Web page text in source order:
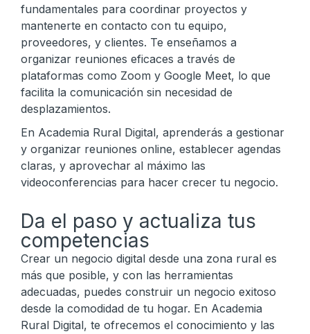
fundamentales para coordinar proyectos y
mantenerte en contacto con tu equipo,
proveedores, y clientes. Te enseñamos a
organizar reuniones eficaces a través de
plataformas como Zoom y Google Meet, lo que
facilita la comunicación sin necesidad de
desplazamientos.
En Academia Rural Digital, aprenderás a gestionar
y organizar reuniones online, establecer agendas
claras, y aprovechar al máximo las
videoconferencias para hacer crecer tu negocio.
Da el paso y actualiza tus
competencias
Crear un negocio digital desde una zona rural es
más que posible, y con las herramientas
adecuadas, puedes construir un negocio exitoso
desde la comodidad de tu hogar. En Academia
Rural Digital, te ofrecemos el conocimiento y las